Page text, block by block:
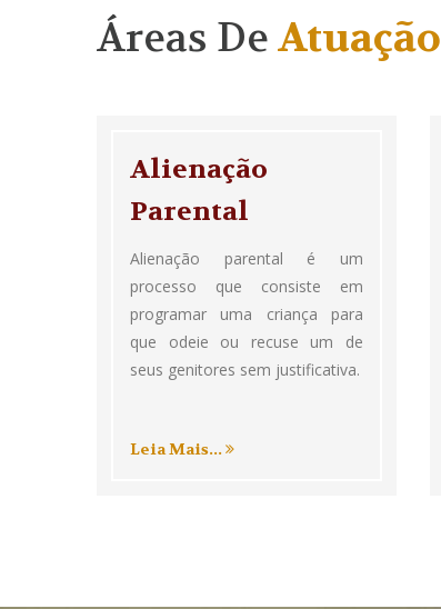
Áreas DeAtuação
Alienação
Parental
Alienação parental é um
processo que consiste em
programar uma criança para
que odeie ou recuse um de
seus genitores sem justificativa.
Leia Mais...